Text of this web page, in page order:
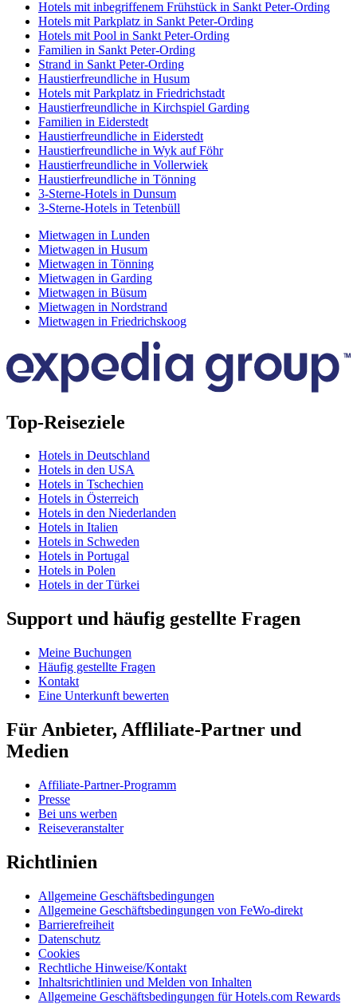
Hotels mit inbegriffenem Frühstück in Sankt Peter-Ording
Hotels mit Parkplatz in Sankt Peter-Ording
Hotels mit Pool in Sankt Peter-Ording
Familien in Sankt Peter-Ording
Strand in Sankt Peter-Ording
Haustierfreundliche in Husum
Hotels mit Parkplatz in Friedrichstadt
Haustierfreundliche in Kirchspiel Garding
Familien in Eiderstedt
Haustierfreundliche in Eiderstedt
Haustierfreundliche in Wyk auf Föhr
Haustierfreundliche in Vollerwiek
Haustierfreundliche in Tönning
3-Sterne-Hotels in Dunsum
3-Sterne-Hotels in Tetenbüll
Mietwagen in Lunden
Mietwagen in Husum
Mietwagen in Tönning
Mietwagen in Garding
Mietwagen in Büsum
Mietwagen in Nordstrand
Mietwagen in Friedrichskoog
Top-Reiseziele
Hotels in Deutschland
Hotels in den USA
Hotels in Tschechien
Hotels in Österreich
Hotels in den Niederlanden
Hotels in Italien
Hotels in Schweden
Hotels in Portugal
Hotels in Polen
Hotels in der Türkei
Support und häufig gestellte Fragen
Meine Buchungen
Häufig gestellte Fragen
Kontakt
Eine Unterkunft bewerten
Für Anbieter, Affliliate-Partner und
Medien
Affiliate-Partner-Programm
Presse
Bei uns werben
Reiseveranstalter
Richtlinien
Allgemeine Geschäftsbedingungen
Allgemeine Geschäftsbedingungen von FeWo-direkt
Barrierefreiheit
Datenschutz
Cookies
Rechtliche Hinweise/Kontakt
Inhaltsrichtlinien und Melden von Inhalten
Allgemeine Geschäftsbedingungen für Hotels.com Rewards